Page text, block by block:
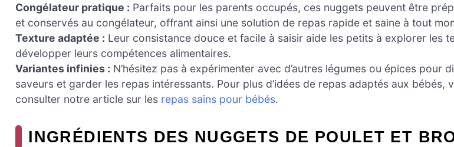
Congélateur pratique : Parfaits pour les parents occupés, ces nuggets peuvent être
et conservés au congélateur, offrant ainsi une solution de repas rapide et saine à tout
Texture adaptée : Leur consistance douce et facile à saisir aide les petits à explorer les
développer leurs compétences alimentaires.
Variantes infinies : N’hésitez pas à expérimenter avec d’autres légumes ou épices pour
saveurs et garder les repas intéressants. Pour plus d’idées de repas adaptés aux bébés,
consulter notre article sur les repas sains pour bébés.
INGRÉDIENTS DES NUGGETS DE POULET ET